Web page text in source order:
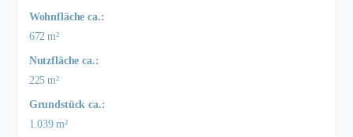
Wohnfläche ca.:
672 m²
Nutzfläche ca.:
225 m²
Grund­stück ca.:
1.039 m²